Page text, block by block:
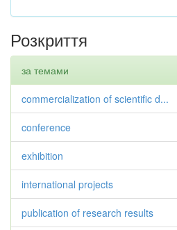
Розкриття
за темами
commercialization of scientific d...
conference
exhibition
international projects
publication of research results